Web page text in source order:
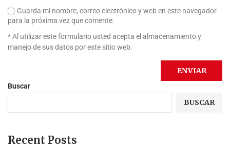
Guarda mi nombre, correo electrónico y web en este navegador
para la próxima vez que comente.
* Al utilizar este formulario usted acepta el almacenamiento y
manejo de sus datos por este sitio web.
Buscar
BUSCAR
Recent Posts